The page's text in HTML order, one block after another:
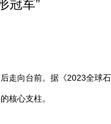
冠军”
走向台前。据《2023全球
核心支柱。